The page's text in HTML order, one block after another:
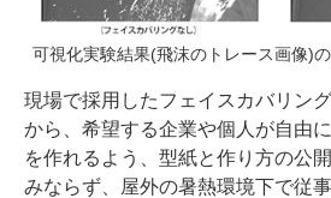
可視化実験結果(飛沫のトレース画像)
現場で採用したフェイスカバリン
から、希望する企業や個人が自由
を作れるよう、型紙と作り方の公
みならず、屋外の暑熱環境下で従